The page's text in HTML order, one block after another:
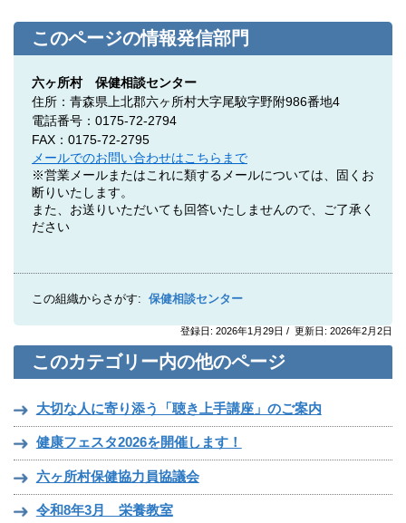
このページの情報発信部門
六ヶ所村 保健相談センター
住所：青森県上北郡六ヶ所村大字尾駮字野附986番地4
電話番号：0175-72-2794
FAX：0175-72-2795
メールでのお問い合わせはこちらまで
※営業メールまたはこれに類するメールについては、固くお
断りいたします。
また、お送りいただいても回答いたしませんので、ご了承く
ださい
この組織からさがす: 保健相談センター
登録日: 2026年1月29日 / 更新日: 2026年2月2日
このカテゴリー内の他のページ
大切な人に寄り添う「聴き上手講座」のご案内
健康フェスタ2026を開催します！
六ヶ所村保健協力員協議会
令和8年3月 栄養教室